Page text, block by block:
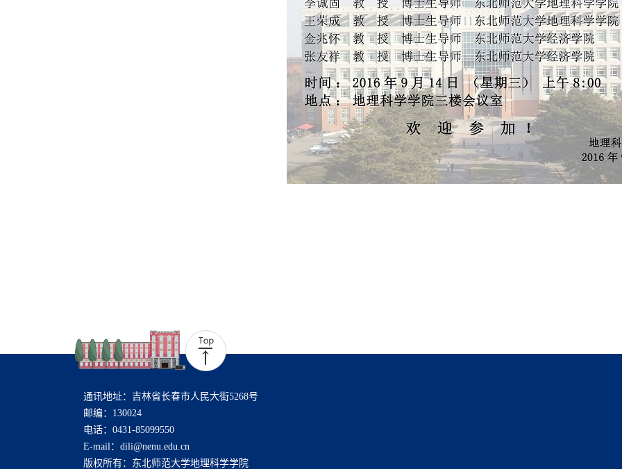
通讯地址：吉林省长春市人民大街5268号
邮编：130024
电话：0431-85099550
E-mail：dili@nenu.edu.cn
版权所有：东北师范大学地理科学学院